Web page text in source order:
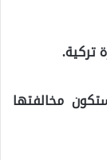
مخالفتها